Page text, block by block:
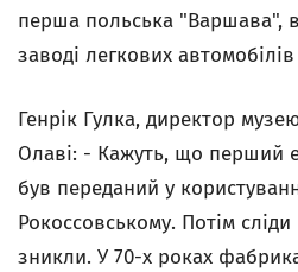
перша польська "Варшава",
заводі легкових
Генрік Гулка, директор
Олаві: - Кажуть, що перший
був переданий у
Рокоссовському. Потім
зникли. У 70-х роках